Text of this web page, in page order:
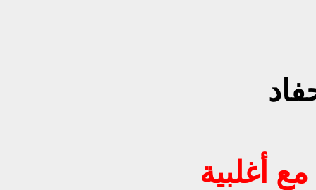
أغلبية